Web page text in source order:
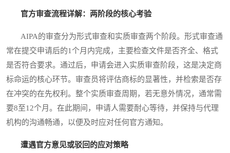
官方审查流程详解：两阶段的核心考验
AIPA的审查分为形式审查和实质审查两个阶段。形式审查通
常在提交申请后的1个月内完成，主要检查文件是否齐全、格式
是否符合要求。通过后，申请会进入实质审查阶段，这是决定商
标命运的核心环节。审查员将评估商标的显著性，并检索是否存
在冲突的在先权利。整个实质审查周期，若无意外情况，通常需
要8至12个月。在此期间，申请人需要耐心等待，并保持与代理
机构的沟通畅通，以便及时应对任何官方通知。
遭遇官方意见或驳回的应对策略